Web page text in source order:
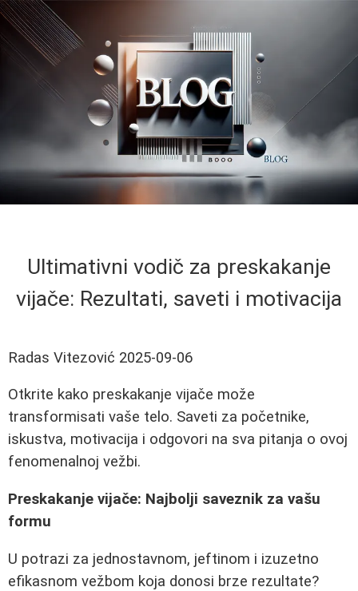
Ultimativni vodič za preskakanje
vijače: Rezultati, saveti i motivacija
Radas Vitezović 2025-09-06
Otkrite kako preskakanje vijače može
transformisati vaše telo. Saveti za početnike,
iskustva, motivacija i odgovori na sva pitanja o ovoj
fenomenalnoj vežbi.
Preskakanje vijače: Najbolji saveznik za vašu
formu
U potrazi za jednostavnom, jeftinom i izuzetno
efikasnom vežbom koja donosi brze rezultate?